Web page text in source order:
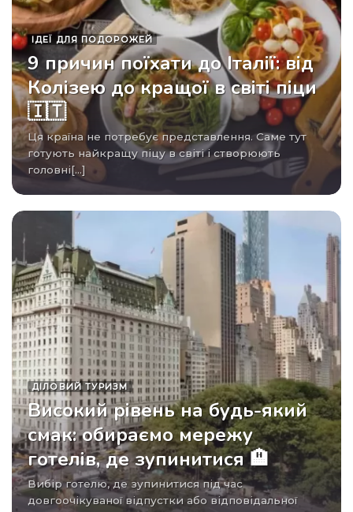
ІДЕЇ ​​ДЛЯ ПОДОРОЖЕЙ
9 причин поїхати до Італії: від
Колізею до кращої в світі піци
🇮🇹
Ця країна не потребує представлення. Саме тут
готують найкращу піцу в світі і створюють
головні[...]
ДІЛОВИЙ ТУРИЗМ
Високий рівень на будь-який
смак: обираємо мережу
готелів, де зупинитися 🏨
Вибір готелю, де зупинитися під час
довгоочікуваної відпустки або відповідальної